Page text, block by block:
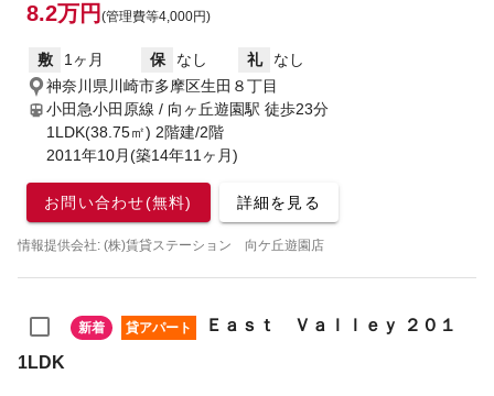
8.2万円 (管理費等4,000円)
敷 1ヶ月 保 なし 礼
なし
神奈川県川崎市多摩区生田８丁目
小田急小田原線 / 向ヶ丘遊園駅 徒歩23分
1LDK(38.75㎡) 2階建/2階
2011年10月(築14年11ヶ月)
お問い合わせ(無料) 詳細を見る
情報提供会社: (株)賃貸ステーション 向ケ丘遊園店
新着 貸アパート
Ｅａｓｔ Ｖａｌｌｅｙ ２０１
1LDK